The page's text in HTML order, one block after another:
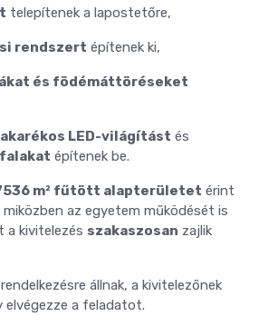
telepítenek a lapostetőre,
rendszert építenek ki,
és födémáttöréseket
LED-világítást és
építenek be.
m² fűtött alapterületet érint
az egyetem működését is
a kivitelezés szakaszosan zajlik
állnak, a kivitelezőnek
elvégezze a feladatot.